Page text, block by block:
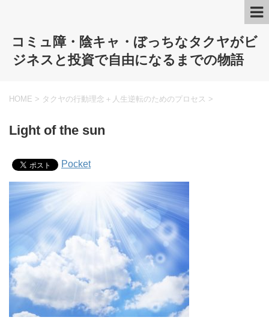
コミュ障・陰キャ・ぼっちなタクヤがビ
ジネスと投資で自由になるまでの物語
HOME > タクヤの行動理念＋人生逆転のためのプロセス >
Light of the sun
Pocket